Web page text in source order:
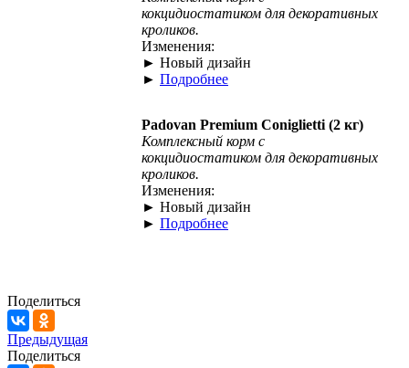
кокцидиостатиком для декоративных
кроликов.
Изменения:
► Новый дизайн
► Подробнее
Padovan Premium Coniglietti (2 кг)
Комплексный корм с
кокцидиостатиком для декоративных
кроликов.
Изменения:
► Новый дизайн
► Подробнее
Поделиться
Предыдущая
Поделиться